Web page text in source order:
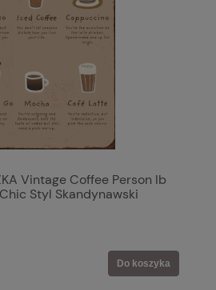
Vintage Coffee Person Ib
Styl Skandynawski
Do koszyka